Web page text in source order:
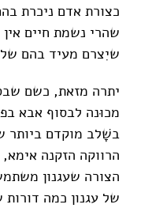
כצורת אדם ניכרת
שהרי נשמת חיים
שיִצרם מעיד בהם
יתרה מזאת, כשם
מכוּנה לבסוף אבא
בשָׁלב מוקדם ביותר
הרווקה הזקנה
הצורה שעגנון
של עגנון כמה